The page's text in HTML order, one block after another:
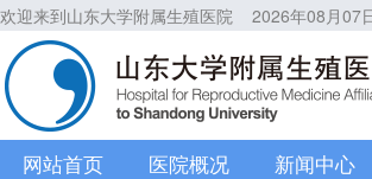
欢迎来到山东大学附属生殖医院 2026年08月07
网站首页 医院概况 新闻中心